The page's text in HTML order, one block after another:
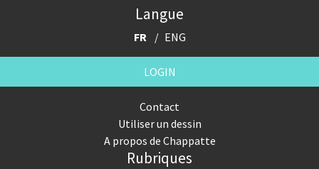
Langue
FR ENG
LOGIN
Contact
Utiliser un dessin
A propos de Chappatte
Rubriques